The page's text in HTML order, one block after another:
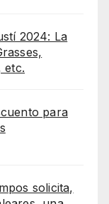
2024: La
etc.
para
solicita,